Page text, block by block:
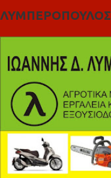
ΛΥΜΠΕΡΟΠΟΥΛΟΣ